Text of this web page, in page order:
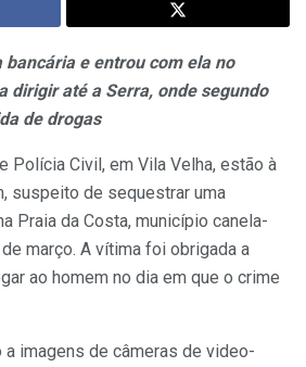
bancária e entrou com ela no
dirigir até a Serra, onde segundo
de drogas
Polícia Civil, em Vila Velha, estão à
suspeito de sequestrar uma
Praia da Costa, município canela-
março. A vítima foi obrigada a
ao homem no dia em que o crime
imagens de câmeras de video-